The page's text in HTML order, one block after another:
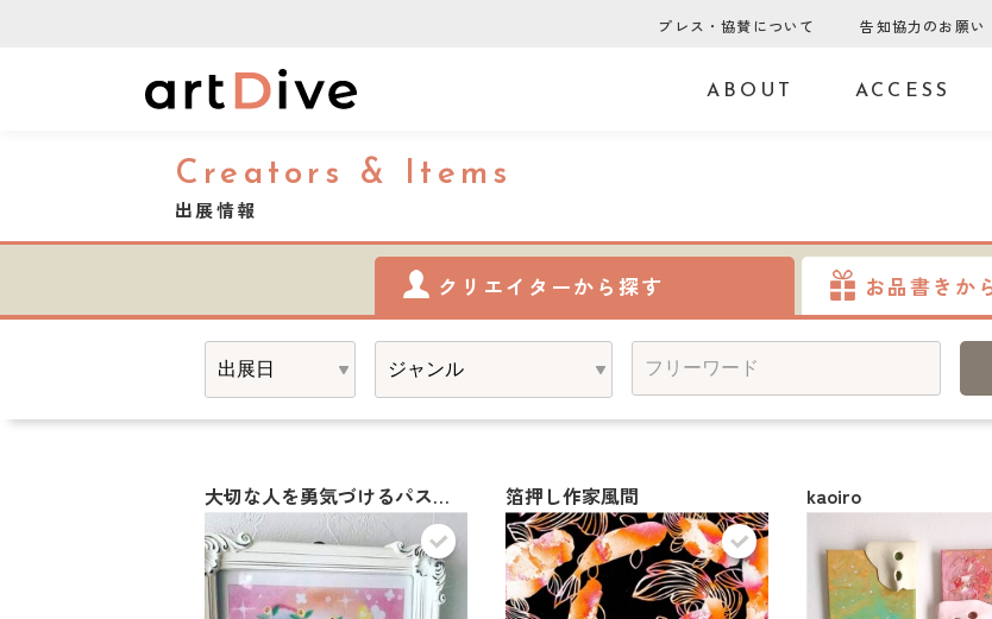
プレス・協賛について 告知協力のお願い
ABOUT ACCESS
Creators & Items
出展情報
クリエイターから探す お品書きか
大切な人を勇気づけるパステルアートNiko 箔押し作家風間 kaoiro